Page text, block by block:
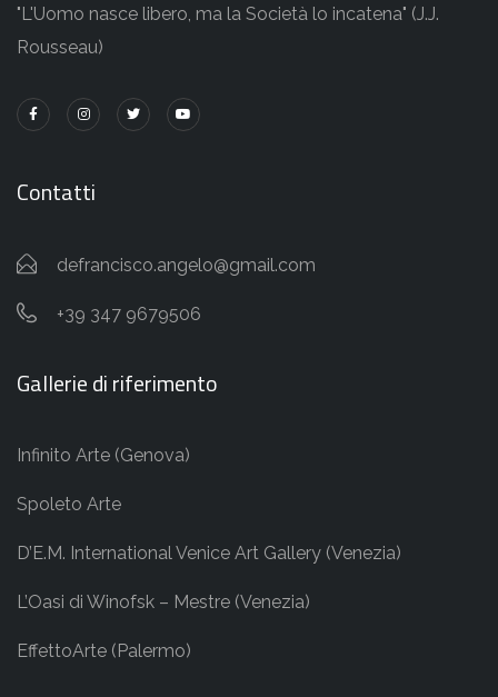
"L'Uomo nasce libero, ma la Società lo incatena" (J.J.
Rousseau)
Contatti
defrancisco.angelo@gmail.com
+39 347 9679506
Gallerie di riferimento
Infinito Arte (Genova)
Spoleto Arte
D’E.M. International Venice Art Gallery (Venezia)
L’Oasi di Winofsk – Mestre (Venezia)
EffettoArte (Palermo)